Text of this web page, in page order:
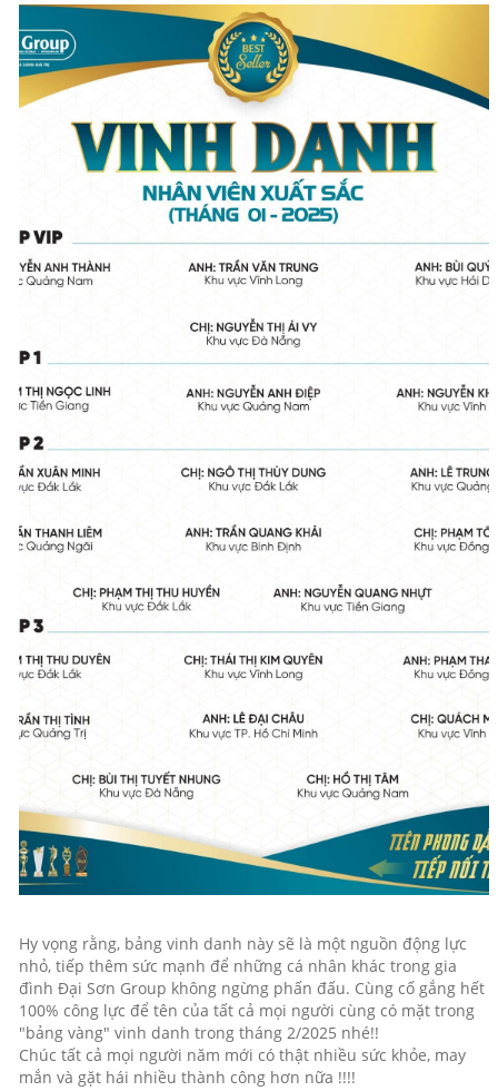
Hy vọng rằng, bảng vinh danh này sẽ là một nguồn động lực
nhỏ, tiếp thêm sức mạnh để những cá nhân khác trong gia
đình Đại Sơn Group không ngừng phấn đấu. Cùng cố gắng hết
100% công lực để tên của tất cả mọi người cùng có mặt trong
"bảng vàng" vinh danh trong tháng 2/2025 nhé!!
Chúc tất cả mọi người năm mới có thật nhiều sức khỏe, may
mắn và gặt hái nhiều thành công hơn nữa !!!!